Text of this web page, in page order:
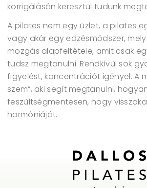
korrigálásán keresztül tudunk
A pilates nem egy üzlet, a pilates
vagy akár egy edzésmódszer,
mozgás alapfeltétele, amit csak
tudsz megtanulni. Rendkívül sok
figyelést, koncentrációt igényel. A
szem”, aki segít megtanulni,
feszültségmentesen, hogy
harmóniáját.